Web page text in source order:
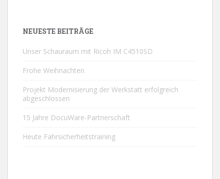
NEUESTE BEITRÄGE
Unser Schauraum mit Ricoh IM C4510SD
Frohe Weihnachten
Projekt Modernisierung der Werkstatt erfolgreich
abgeschlossen
15 Jahre DocuWare-Partnerschaft
Heute Fahrsicherheitstraining